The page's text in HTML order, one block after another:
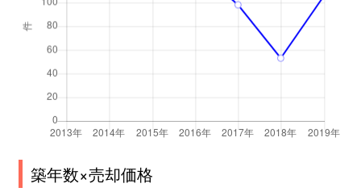
築年数×売却価格